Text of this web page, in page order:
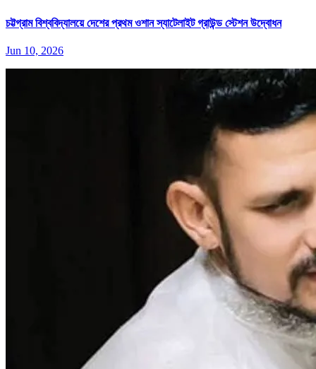
চট্টগ্রাম বিশ্ববিদ্যালয়ে দেশের প্রথম ওশান স্যাটেলাইট গ্রাউন্ড স্টেশন উদ্বোধন
Jun 10, 2026